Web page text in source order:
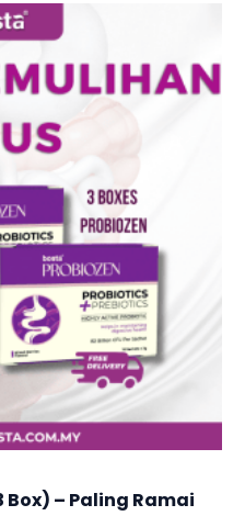
Box) – Paling Ramai